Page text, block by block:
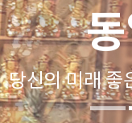
당신의 미래 좋